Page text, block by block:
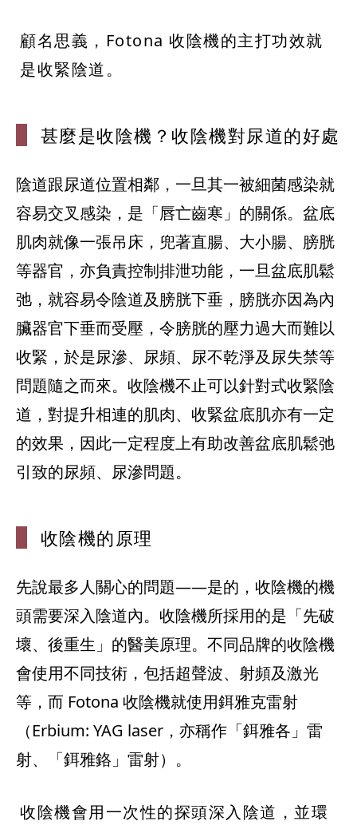
顧名思義，Fotona 收陰機的主打功效就
是收緊陰道。
甚麼是收陰機 ？收陰機對尿道的好處
陰道跟尿道位置相鄰，一旦其一被細菌感染就
容易交叉感染，是「唇亡齒寒」的關係。盆底
肌肉就像一張吊床，兜著直腸、大小腸、膀胱
等器官，亦負責控制排泄功能，一旦盆底肌鬆
弛，就容易令陰道及膀胱下垂，膀胱亦因為內
臟器官下垂而受壓，令膀胱的壓力過大而難以
收緊，於是尿滲、尿頻、尿不乾淨及尿失禁等
問題隨之而來。收陰機不止可以針對式收緊陰
道，對提升相連的肌肉、收緊盆底肌亦有一定
的效果，因此一定程度上有助改善盆底肌鬆弛
引致的尿頻、尿滲問題。
收陰機的原理
先說最多人關心的問題——是的，收陰機的機
頭需要深入陰道內。收陰機所採用的是「先破
壞、後重生」的醫美原理。不同品牌的收陰機
會使用不同技術，包括超聲波、射頻及激光
等，而 Fotona 收陰機就使用鉺雅克雷射
（Erbium: YAG laser，亦稱作「鉺雅各」雷
射、「鉺雅鉻」雷射）。
收陰機會用一次性的探頭深入陰道，並環